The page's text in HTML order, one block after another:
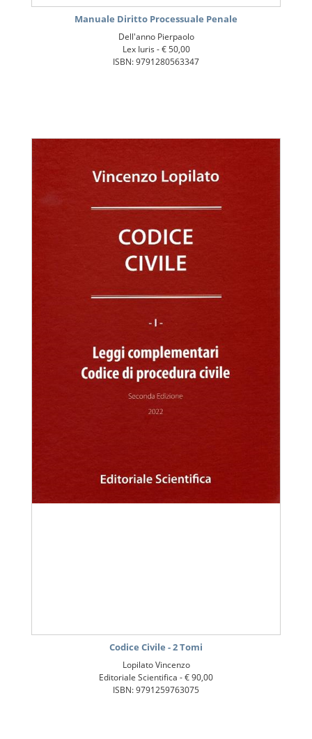
Manuale Diritto Processuale Penale
Dell'anno Pierpaolo
Lex Iuris -€ 50,00
ISBN: 9791280563347
Codice Civile - 2 Tomi
Lopilato Vincenzo
Editoriale Scientifica -€ 90,00
ISBN: 9791259763075